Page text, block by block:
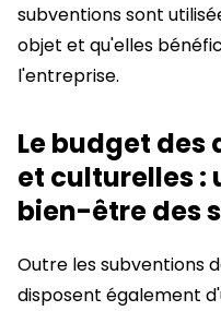
subventions sont
objet et qu'elles
l'entreprise.
Le budget
et culturelles :
bien-être des
Outre les subventions
disposent également